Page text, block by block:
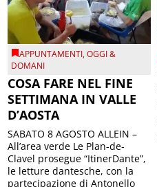
APPUNTAMENTI,OGGI &
DOMANI
COSA FARE NEL FINE
SETTIMANA IN VALLE
D’AOSTA
SABATO 8 AGOSTO ALLEIN –
All’area verde Le Plan-de-
Clavel prosegue “ItinerDante”,
le letture dantesche, con la
partecipazione di Antonello